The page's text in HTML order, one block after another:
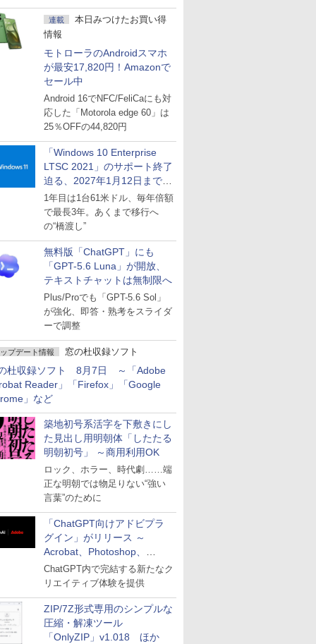
試してみた
連載
本日みつけたお買い得
情報
モトローラのAndroidスマホ
が最安17,820円！Amazonで
セール中
Android 16でNFC/FeliCaにも対
応した「Motorola edge 60」は
25％OFFの44,820円
「Windows 10 Enterprise
LTSC 2021」のサポート終了
迫る、2027年1月12日まで
～ESUは9月1日から販売
1年目は1台61米ドル、毎年倍額
で最長3年。あくまで移行へ
の“橋渡し”
無料版「ChatGPT」にも
「GPT-5.6 Luna」が開放、
テキストチャットは無制限へ
Plus/Proでも「GPT-5.6 Sol」
が強化、即答・熟考をスライダ
ーで調整
プデート情報 窓の杜収録ソフト
杜収録ソフト 8月7日 ～「Adobe
Reader」「Firefox」「Google
」など
築地初号系活字を下敷きにし
た見出し用明朝体「したたる
明朝初号」 ～商用利用OK
ロック、ホラー、時代劇……端
正な明朝では物足りない“強い
言葉”のために
「ChatGPT向けアドビプラ
グイン」がリリース ～
Acrobat、Photoshop、
Premiereなどの機能を1つの
プラグインに統合
ChatGPT内で完結する新たなク
リエイティブ体験を提供
ZIP/7Z形式専用のシンプルな
圧縮・解凍ツール
「OnlyZIP」v1.018 ほか